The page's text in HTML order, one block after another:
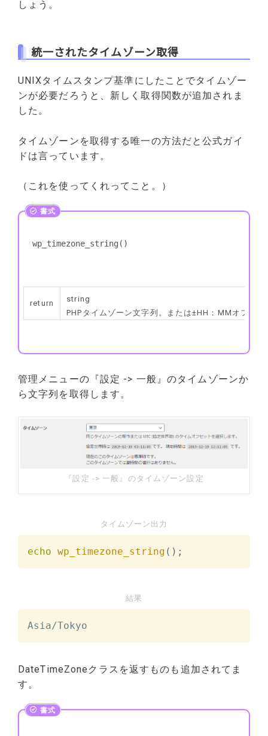
しょう。
統一されたタイムゾーン取得
UNIXタイムスタンプ基準にしたことでタイムゾー
ンが必要だろうと、新しく取得関数が追加されま
した。
タイムゾーンを取得する唯一の方法だと公式ガイ
ドは言っています。
（これを使ってくれってこと。）
wp_timezone_string()
return
string
PHPタイムゾーン文字列。または±HH：MMオフセッ
管理メニューの『設定 -> 一般』のタイムゾーンか
ら文字列を取得します。
『設定 -> 一般』のタイムゾーン設定
タイムゾーン出力
echo wp_timezone_string ( ) ;
結果
Asia/Tokyo
DateTimeZoneクラスを返すものも追加されてま
す。